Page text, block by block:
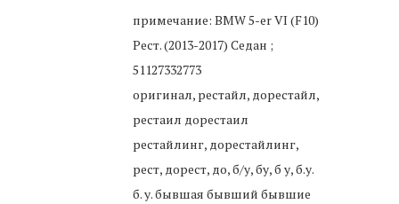
примечание: BMW 5-er VI (F10)
Рест. (2013-2017) Седан ;
51127332773
оригинал, рестайл, дорестайл,
рестаил дорестаил
рестайлинг, дорестайлинг,
рест, дорест, до, б/у, бу, б у, б.у.
б. у. бывшая бывший бывшие